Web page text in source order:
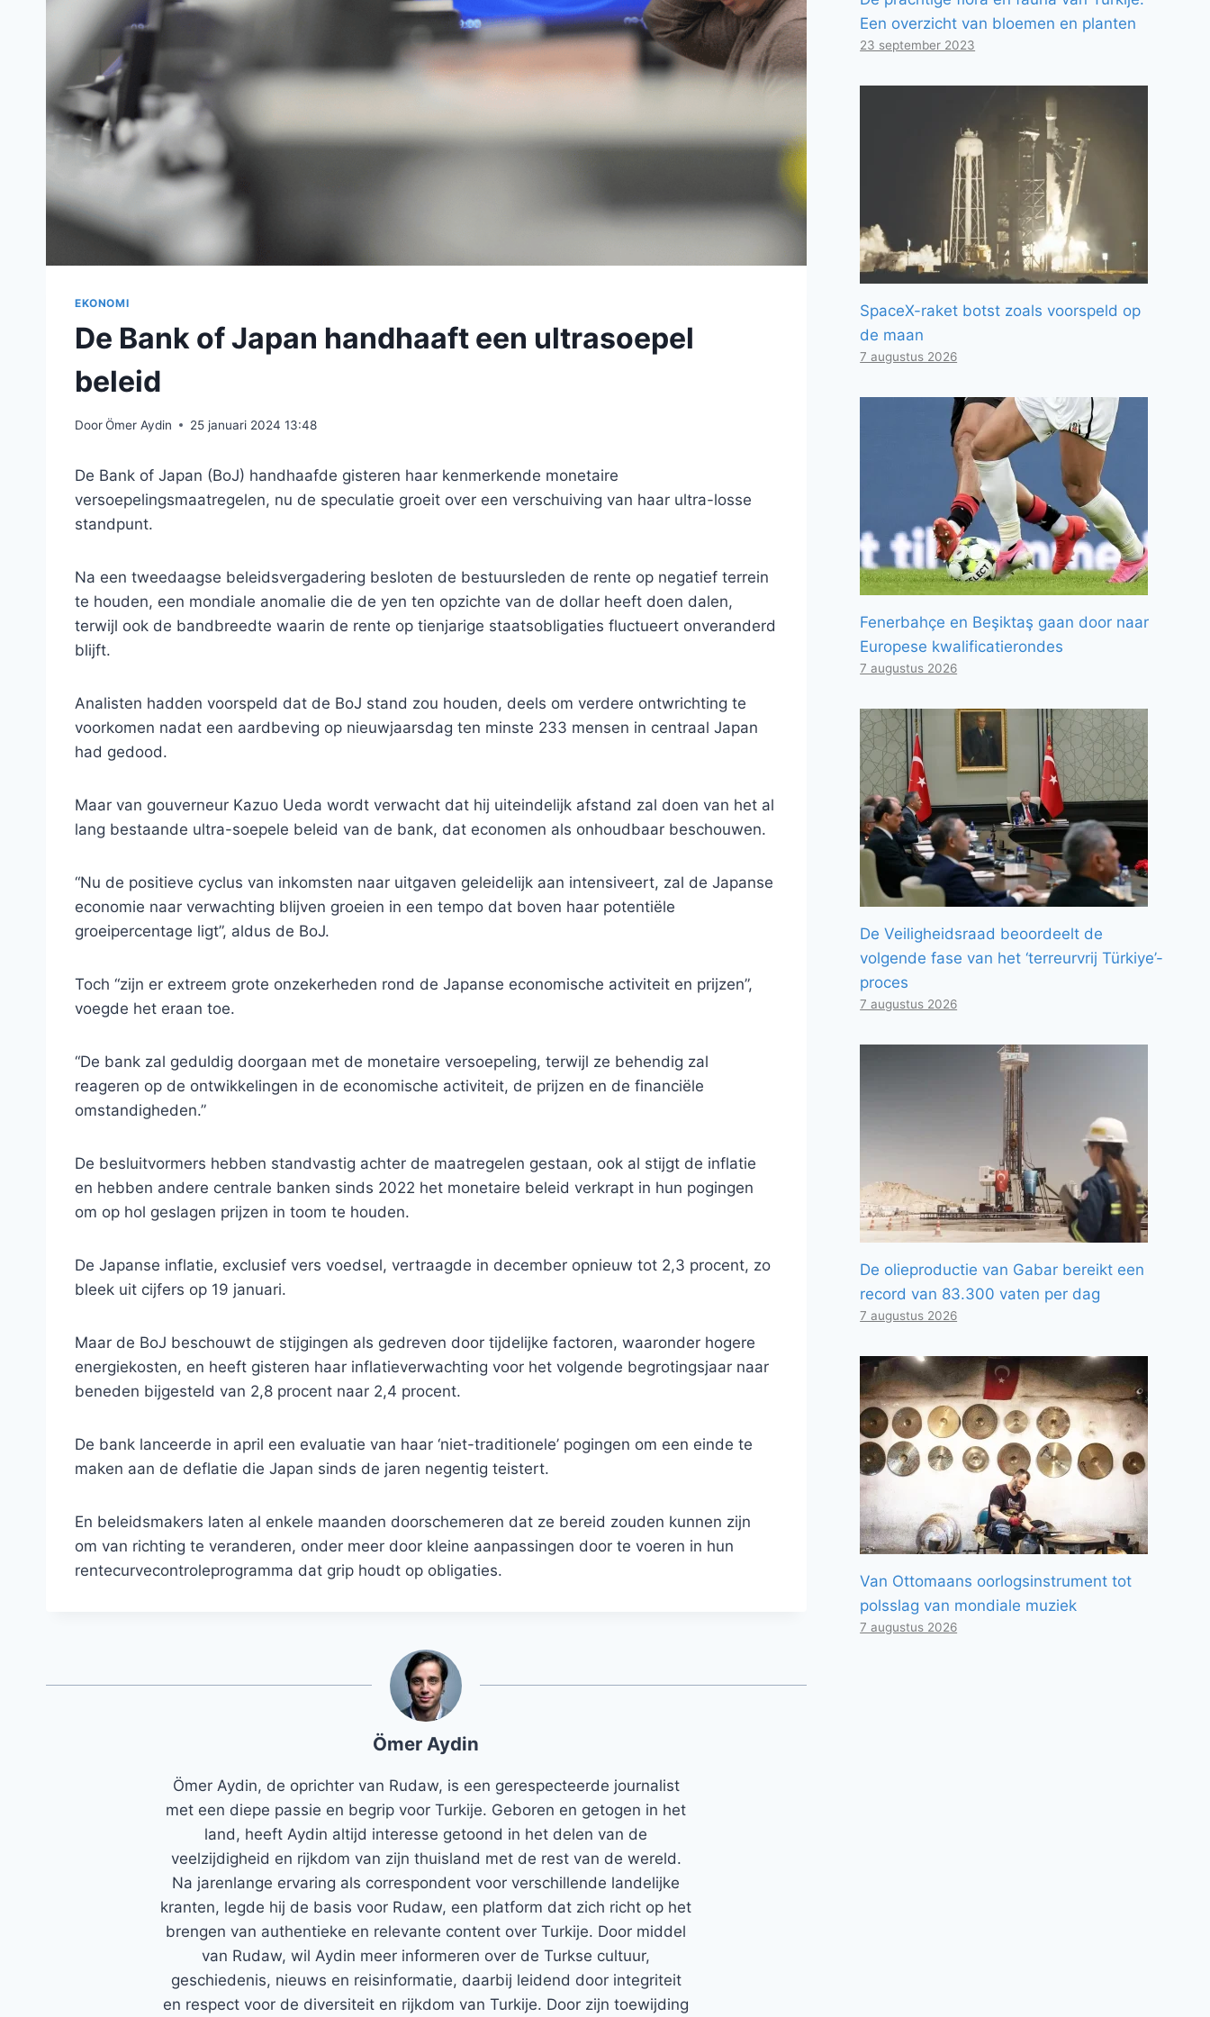
EKONOMI
De Bank of Japan handhaaft een ultrasoepel
beleid
DoorÖmer Aydin 25 januari 2024 13:48
De Bank of Japan (BoJ) handhaafde gisteren haar kenmerkende monetaire
versoepelingsmaatregelen, nu de speculatie groeit over een verschuiving van haar ultra-losse
standpunt.
Na een tweedaagse beleidsvergadering besloten de bestuursleden de rente op negatief terrein
te houden, een mondiale anomalie die de yen ten opzichte van de dollar heeft doen dalen,
terwijl ook de bandbreedte waarin de rente op tienjarige staatsobligaties fluctueert onveranderd
blijft.
Analisten hadden voorspeld dat de BoJ stand zou houden, deels om verdere ontwrichting te
voorkomen nadat een aardbeving op nieuwjaarsdag ten minste 233 mensen in centraal Japan
had gedood.
Maar van gouverneur Kazuo Ueda wordt verwacht dat hij uiteindelijk afstand zal doen van het al
lang bestaande ultra-soepele beleid van de bank, dat economen als onhoudbaar beschouwen.
“Nu de positieve cyclus van inkomsten naar uitgaven geleidelijk aan intensiveert, zal de Japanse
economie naar verwachting blijven groeien in een tempo dat boven haar potentiële
groeipercentage ligt”, aldus de BoJ.
Toch “zijn er extreem grote onzekerheden rond de Japanse economische activiteit en prijzen”,
voegde het eraan toe.
“De bank zal geduldig doorgaan met de monetaire versoepeling, terwijl ze behendig zal
reageren op de ontwikkelingen in de economische activiteit, de prijzen en de financiële
omstandigheden.”
De besluitvormers hebben standvastig achter de maatregelen gestaan, ook al stijgt de inflatie
en hebben andere centrale banken sinds 2022 het monetaire beleid verkrapt in hun pogingen
om op hol geslagen prijzen in toom te houden.
De Japanse inflatie, exclusief vers voedsel, vertraagde in december opnieuw tot 2,3 procent, zo
bleek uit cijfers op 19 januari.
Maar de BoJ beschouwt de stijgingen als gedreven door tijdelijke factoren, waaronder hogere
energiekosten, en heeft gisteren haar inflatieverwachting voor het volgende begrotingsjaar naar
beneden bijgesteld van 2,8 procent naar 2,4 procent.
De bank lanceerde in april een evaluatie van haar ‘niet-traditionele’ pogingen om een ​​einde te
maken aan de deflatie die Japan sinds de jaren negentig teistert.
En beleidsmakers laten al enkele maanden doorschemeren dat ze bereid zouden kunnen zijn
om van richting te veranderen, onder meer door kleine aanpassingen door te voeren in hun
rentecurvecontroleprogramma dat grip houdt op obligaties.
Ömer Aydin
Ömer Aydin, de oprichter van Rudaw, is een gerespecteerde journalist
met een diepe passie en begrip voor Turkije. Geboren en getogen in het
land, heeft Aydin altijd interesse getoond in het delen van de
veelzijdigheid en rijkdom van zijn thuisland met de rest van de wereld.
Na jarenlange ervaring als correspondent voor verschillende landelijke
kranten, legde hij de basis voor Rudaw, een platform dat zich richt op het
brengen van authentieke en relevante content over Turkije. Door middel
van Rudaw, wil Aydin meer informeren over de Turkse cultuur,
geschiedenis, nieuws en reisinformatie, daarbij leidend door integriteit
en respect voor de diversiteit en rijkdom van Turkije. Door zijn toewijding
Een overzicht van bloemen en planten
23 september 2023
SpaceX-raket botst zoals voorspeld op
de maan
7 augustus 2026
Fenerbahçe en Beşiktaş gaan door naar
Europese kwalificatierondes
7 augustus 2026
De Veiligheidsraad beoordeelt de
volgende fase van het ‘terreurvrij Türkiye’-
proces
7 augustus 2026
De olieproductie van Gabar bereikt een
record van 83.300 vaten per dag
7 augustus 2026
Van Ottomaans oorlogsinstrument tot
polsslag van mondiale muziek
7 augustus 2026